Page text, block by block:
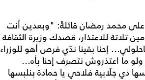
محمد رمضان قائلةً: "وبعدين أنت
تلاتة للاعتذار، قصدك وزيرة الثقافة
إحنا بقينا ندّي فرص أهو للوزراء
ولو ما اعتذروش نتصرف إحنا بأه...
دي جلّابية فلاحي يا حمادة بنلبسها